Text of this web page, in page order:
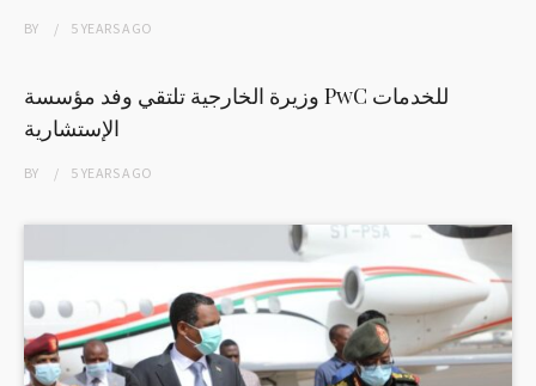
BY 5 YEARSAGO
وزيرة الخارجية تلتقي وفد مؤسسة PwC للخدمات
الإستشارية
BY 5 YEARSAGO